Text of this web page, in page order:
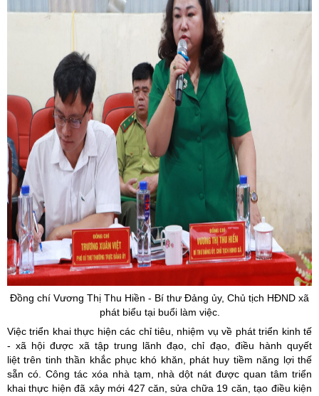
Đồng chí Vương Thị Thu Hiền - Bí thư Đảng ủy, Chủ tịch HĐND xã
phát biểu tại buổi làm việc.
Việc triển khai thực hiện các chỉ tiêu, nhiệm vụ về phát triển kinh tế
- xã hội được xã tập trung lãnh đạo, chỉ đạo, điều hành quyết
liệt trên tinh thần khắc phục khó khăn, phát huy tiềm năng lợi thế
sẵn có. Công tác xóa nhà tạm, nhà dột nát được quan tâm triển
khai thực hiện đã xây mới 427 căn, sửa chữa 19 căn, tạo điều kiện